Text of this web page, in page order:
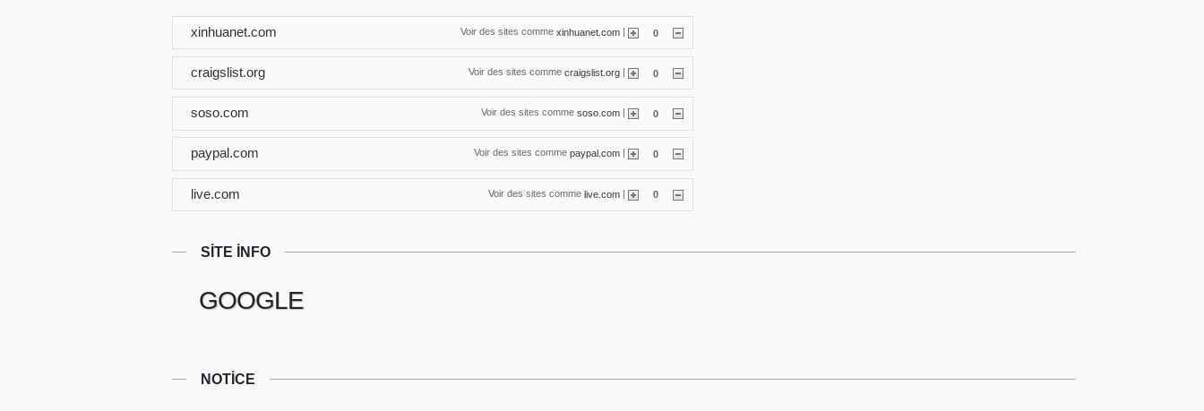
Voir des sites comme xinhuanet.com | 0
xinhuanet.com
Voir des sites comme craigslist.org | 0
craigslist.org
Voir des sites comme soso.com | 0
soso.com
Voir des sites comme paypal.com 0
paypal.com
Voir des sites comme live.com | 0
live.com
SITE INFO
GOOGLE
NOTICE